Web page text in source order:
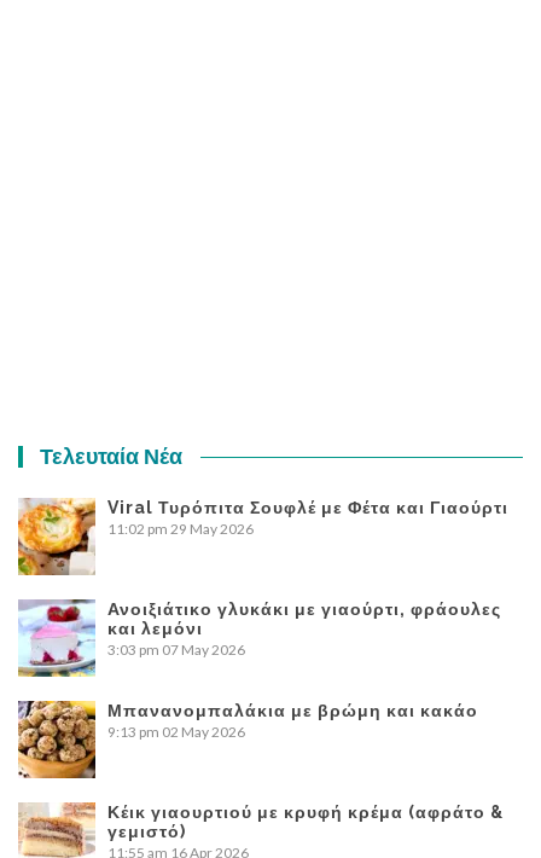
Τελευταία Νέα
Viral Τυρόπιτα Σουφλέ με Φέτα και Γιαούρτι
11:02 pm 29 May 2026
Ανοιξιάτικο γλυκάκι με γιαούρτι, φράουλες
και λεμόνι
3:03 pm 07 May 2026
Μπανανομπαλάκια με βρώμη και κακάο
9:13 pm 02 May 2026
Κέικ γιαουρτιού με κρυφή κρέμα (αφράτο &
γεμιστό)
11:55 am 16 Apr 2026